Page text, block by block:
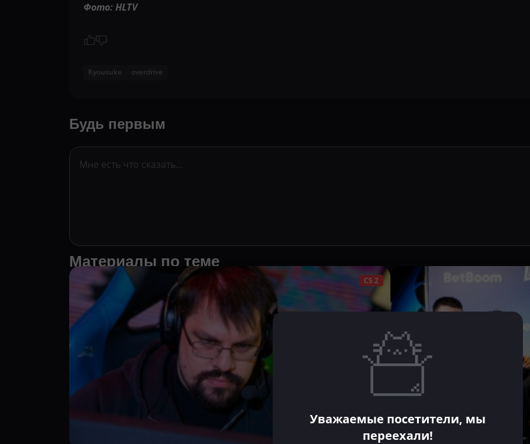
Фото: HLTV
Kyousuke overdrive
Будь первым
Материалы по теме
CS 2
Уважаемые посетители, мы
переехали!